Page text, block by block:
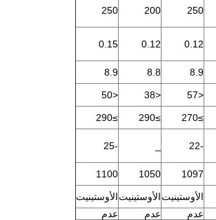
250
200
250
0.12
0.12
0.15
8.9
8.8
8.9
<57
<38
<50
≥270
≥290
≥290
-22
-25
1097
1050
1100
الأوستينيتالأوستينيتالأوستينيت
عدم عدم
عدم